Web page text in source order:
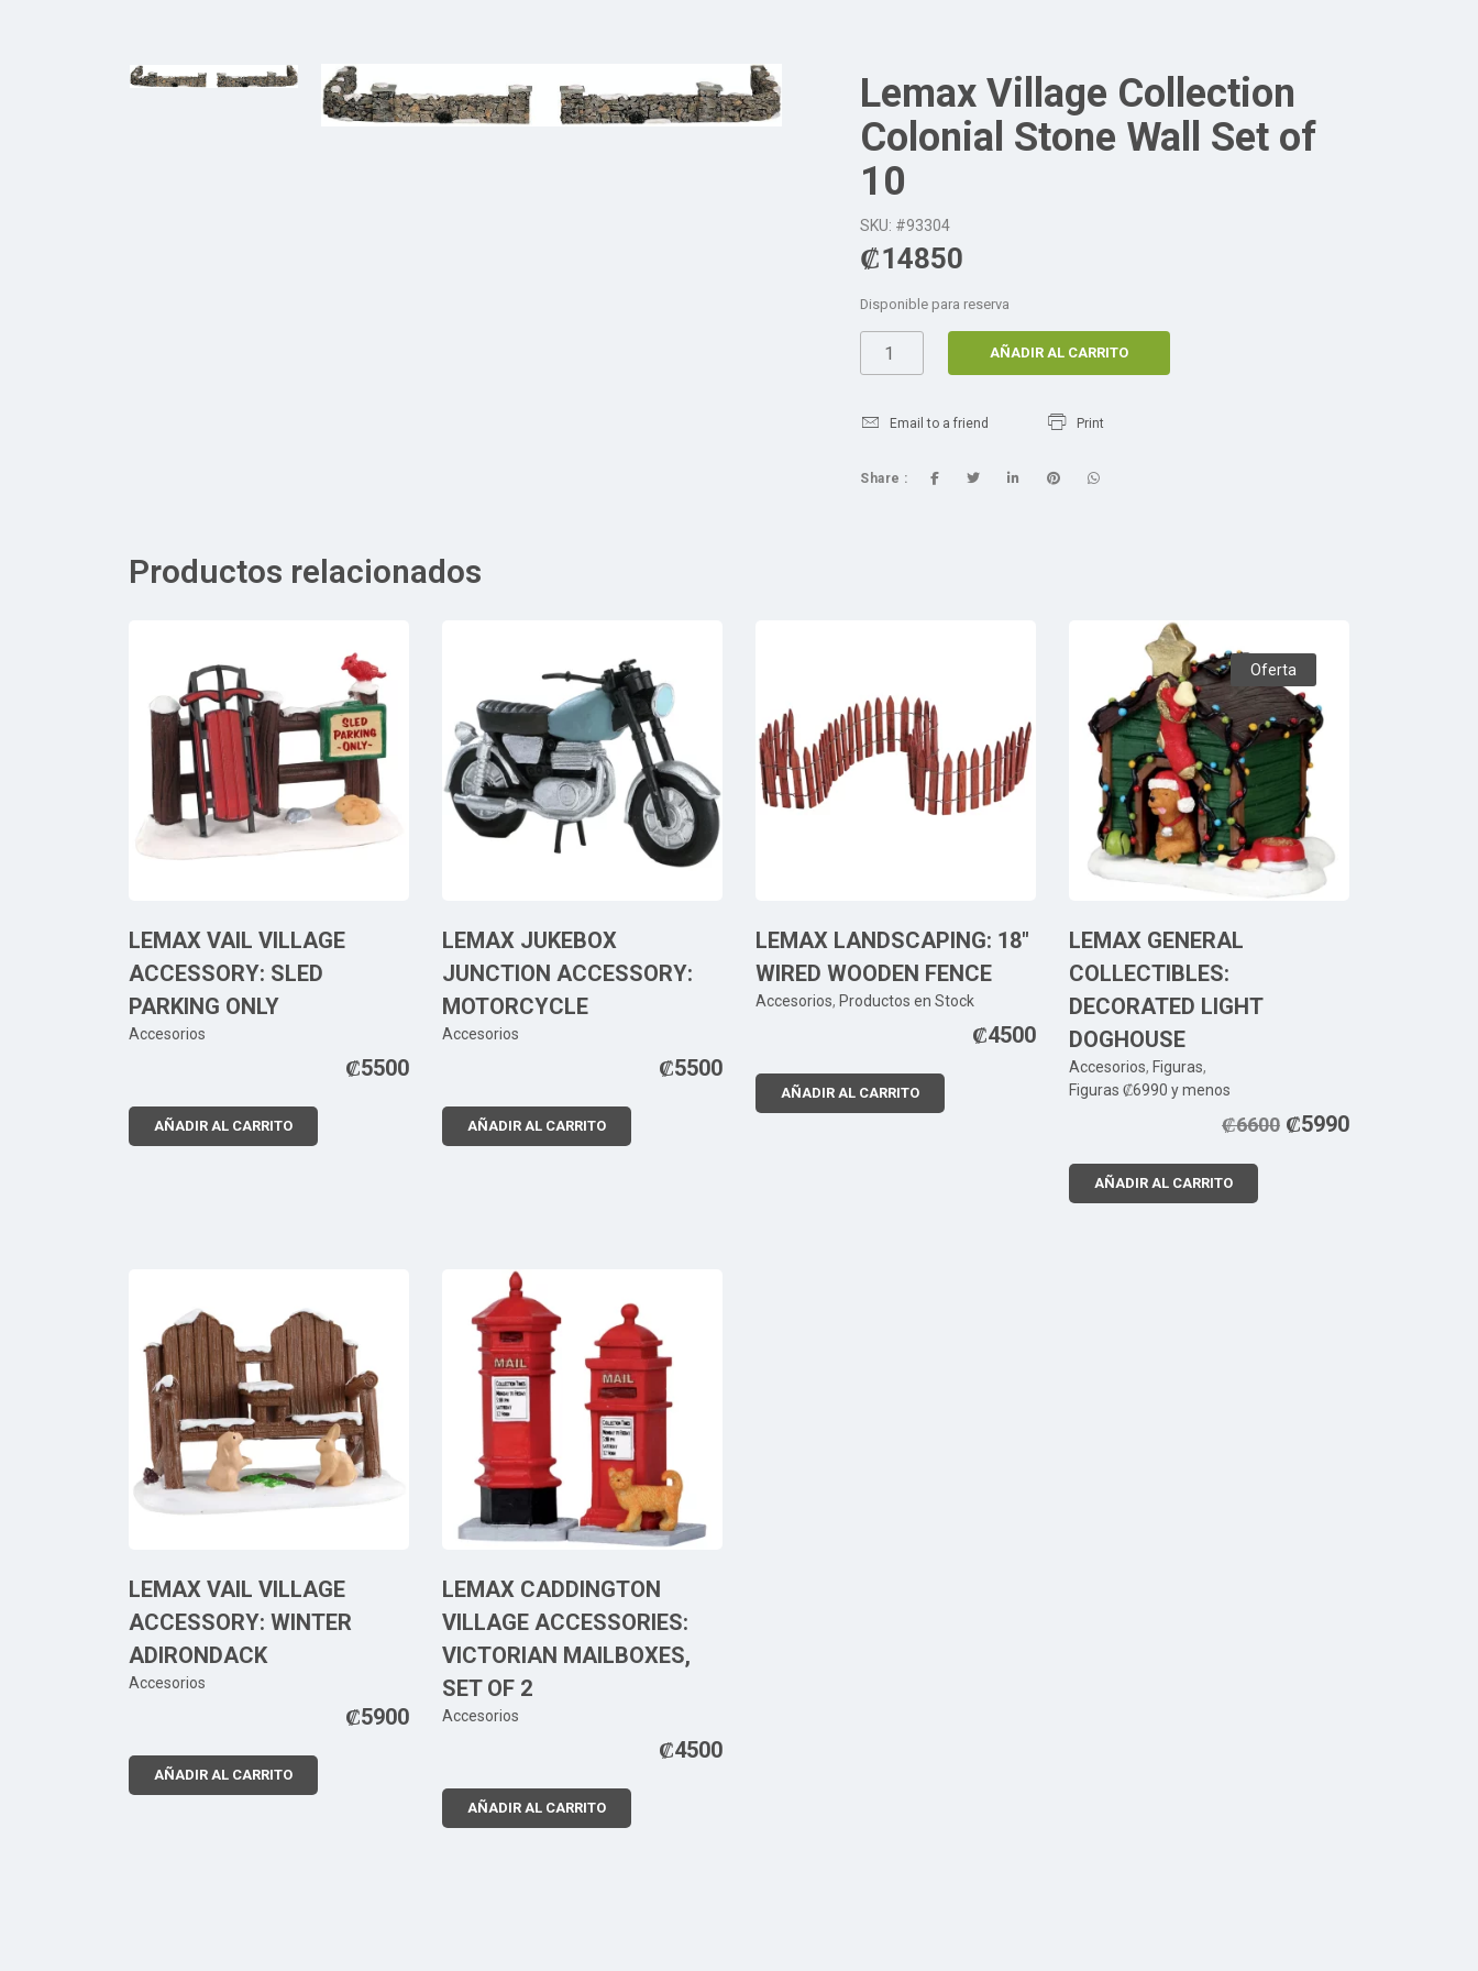
Lemax Village Collection
Colonial Stone Wall Set of
10
SKU: #93304
₡14850
Disponible para reserva
AÑADIR AL CARRITO
Email to a friend Print
Share :
Productos relacionados
LEMAX VAIL VILLAGE
ACCESSORY: SLED
PARKING ONLY
Accesorios
₡5500
AÑADIR AL CARRITO
LEMAX JUKEBOX
JUNCTION ACCESSORY:
MOTORCYCLE
Accesorios
₡5500
AÑADIR AL CARRITO
LEMAX LANDSCAPING: 18″
WIRED WOODEN FENCE
Accesorios, Productos en Stock
₡4500
AÑADIR AL CARRITO
Oferta
LEMAX GENERAL
COLLECTIBLES:
DECORATED LIGHT
DOGHOUSE
Accesorios, Figuras,
Figuras ₡6990 y menos
₡6600 ₡5990
AÑADIR AL CARRITO
LEMAX VAIL VILLAGE
ACCESSORY: WINTER
ADIRONDACK
Accesorios
₡5900
AÑADIR AL CARRITO
LEMAX CADDINGTON
VILLAGE ACCESSORIES:
VICTORIAN MAILBOXES,
SET OF 2
Accesorios
₡4500
AÑADIR AL CARRITO